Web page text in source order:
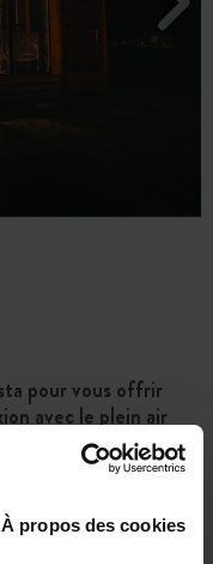
À propos des cookies
pour vous offrir
avec le plein air
inoubliable.
| Electricité | Salle de